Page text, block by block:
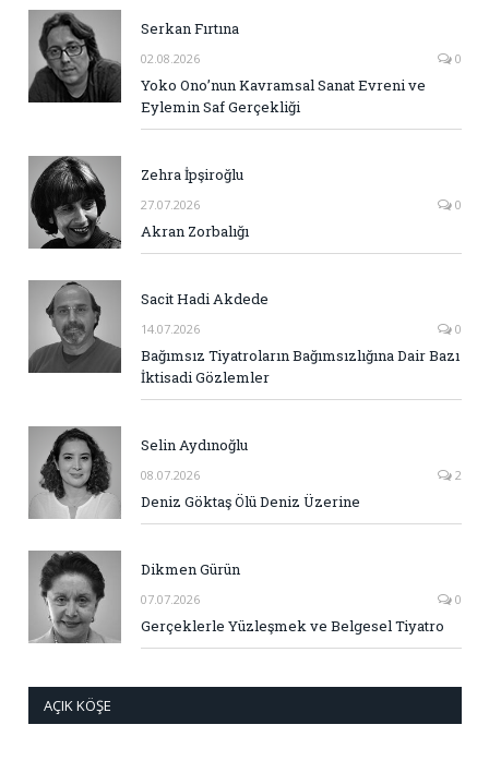
Serkan Fırtına
02.08.2026 0
Yoko Ono’nun Kavramsal Sanat Evreni ve
Eylemin Saf Gerçekliği
Zehra İpşiroğlu
27.07.2026 0
Akran Zorbalığı
Sacit Hadi Akdede
14.07.2026 0
Bağımsız Tiyatroların Bağımsızlığına Dair Bazı
İktisadi Gözlemler
Selin Aydınoğlu
08.07.2026 2
Deniz Göktaş Ölü Deniz Üzerine
Dikmen Gürün
07.07.2026 0
Gerçeklerle Yüzleşmek ve Belgesel Tiyatro
AÇIK KÖŞE